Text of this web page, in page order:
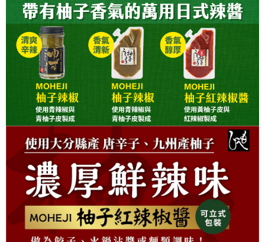
ATM／網路銀行／等多元方式進行付款，方視為交易完成。
※ 請注意：結帳手續完成當下不需立刻繳費，但若您需要取消訂單，請聯絡
購買商品的店家。未經商家同意取消之訂單仍視為有效，需透過AFTEE先享
後付繳納相關費用。
※ 交易是否成功請以「AFTEE先享後付 」之結帳頁面顯示為準，若有關於
是否繳費成功／繳費後需取消欲退款等相關疑問，請聯繫「AFTEE先享後付
客戶支援中心」 https://netprotections.freshdesk.com/support/home
【注意事項】
１．透過由恩沛科技股份有限公司提供之「AFTEE先享後付」服務完成之交
易，需依本服務之必要範圍內提供個人資料，並將交易相關給付款項請求債
權轉讓予恩沛科技股份有限公司。
２．關於個人資料處理事宜，請瀏覽以下網址：
https://aftee.tw/terms/#terms3
３．未成年的使用者請事先徵得法定代理人或監護人之同意方可使用
「AFTEE先享後付」，若未經同意申辦者引起之損失，本公司不負相關責
任。
４．使用「AFTEE先享後付」時，將依據個別帳號之用戶狀況，依本公司即
時審查核予不同之上限額度；若仍有額度不足之情形，本公司將視審查結果
請求用戶進行身份認證。
５．嚴禁一人註冊多個帳號或使用他人資訊註冊。若發現惡意使用之情形，
恩沛科技股份有限公司將有權停止該用戶之使用額度並採取法律行動。